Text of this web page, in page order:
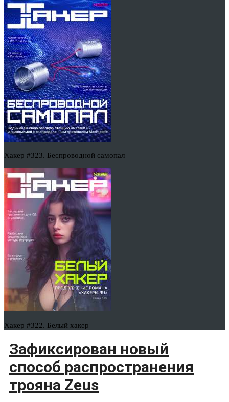
Хакер #323. Беспроводной самопал
Хакер #322. Белый хакер
Зафиксирован новый
способ распространения
трояна Zeus